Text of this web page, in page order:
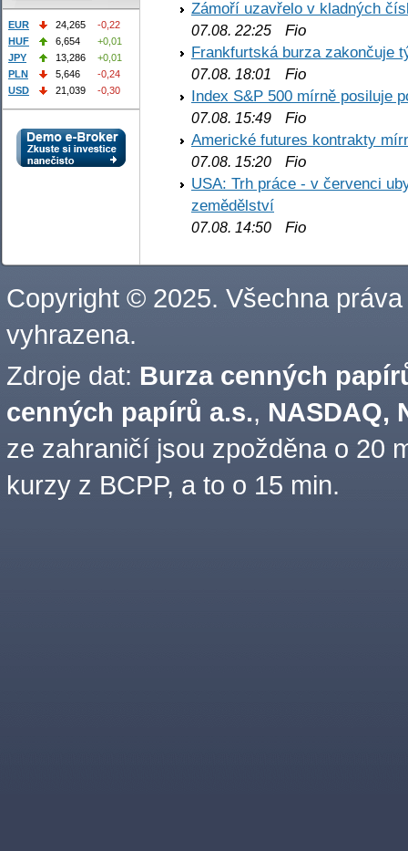
Zámoří uzavřelo v kladných
07.08. 22:25 Fio
Frankfurtská burza zakončuje
07.08. 18:01
Fio
Index S&P 500 mírně posiluje
07.08. 15:49 Fio
Americké futures kontrakty
07.08. 15:20 Fio
USA: Trh práce - v červenci
zemědělství
07.08. 14:50 Fio
EUR 24,265
-0,22
HUF
6,654
+0,01
JPY
13,286
+0,01
PLN
5,646
-0,24
USD
21,039 -0,30
Copyright © 2025. Všechna práva
vyhrazena.
Zdroje dat: Burza cenných
cenných papírů a.s., NASDAQ,
ze zahraničí jsou zpožděna o 20
kurzy z BCPP, a to o 15 min.